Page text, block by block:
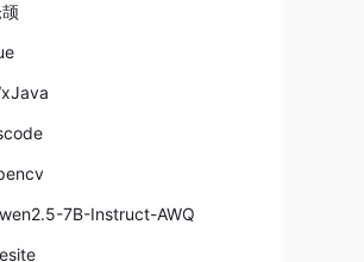
7B-Instruct-AWQ